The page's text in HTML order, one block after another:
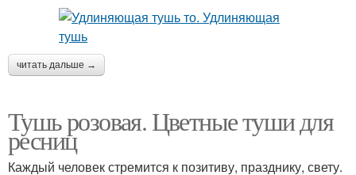
читать дальше →
Тушь розовая. Цветные туши для
ресниц
Каждый человек стремится к позитиву, празднику, свету.